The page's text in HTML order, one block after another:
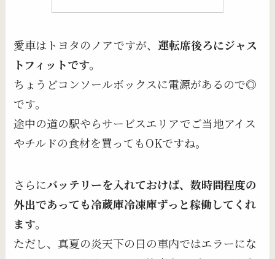
愛車はトヨタのノアですが、 運転席後ろにジャス
トフィットです。
ちょうどコンソールボックスに電源があるので◎
です。
途中の道の駅やらサービスエリアでご当地アイス
やチルドの食材を買ってもOKですね。
さらにバッテリーを入れておけば、数時間程度の
外出であっても冷蔵庫冷凍庫ずっと稼働してくれ
ます。
ただし、真夏の炎天下の日の車内ではエラーにな